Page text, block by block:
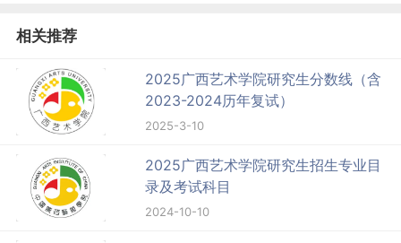
相关推荐
2025广西艺术学院研究生分数线（含
2023-2024历年复试）
2025-3-10
2025广西艺术学院研究生招生专业目
录及考试科目
2024-10-10